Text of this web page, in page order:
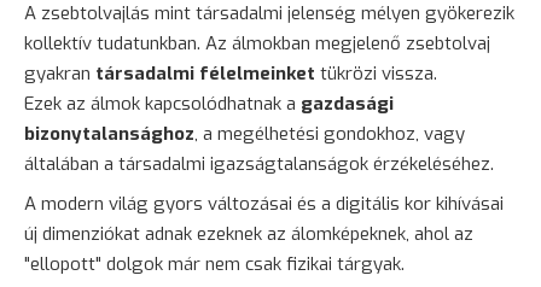
A zsebtolvajlás mint társadalmi jelenség mélyen gyökerezik
kollektív tudatunkban. Az álmokban megjelenő zsebtolvaj
gyakran társadalmi félelmeinket tükrözi vissza.
Ezek az álmok kapcsolódhatnak a gazdasági
bizonytalansághoz, a megélhetési gondokhoz, vagy
általában a társadalmi igazságtalanságok érzékeléséhez.
A modern világ gyors változásai és a digitális kor kihívásai
új dimenziókat adnak ezeknek az álomképeknek, ahol az
"ellopott" dolgok már nem csak fizikai tárgyak.